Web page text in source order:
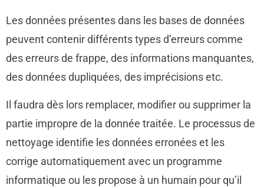
Les données présentes dans les bases de données
peuvent contenir différents types d’erreurs comme
des erreurs de frappe, des informations manquantes,
des données dupliquées, des imprécisions etc.
Il faudra dès lors remplacer, modifier ou supprimer la
partie impropre de la donnée traitée. Le processus de
nettoyage identifie les données erronées et les
corrige automatiquement avec un programme
informatique ou les propose à un humain pour qu’il